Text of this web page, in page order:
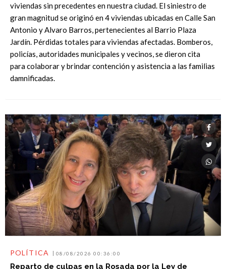
viviendas sin precedentes en nuestra ciudad. El siniestro de
gran magnitud se originó en 4 viviendas ubicadas en Calle San
Antonio y Alvaro Barros, pertenecientes al Barrio Plaza
Jardín. Pérdidas totales para viviendas afectadas. Bomberos,
policías, autoridades municipales y vecinos, se dieron cita
para colaborar y brindar contención y asistencia a las familias
damnificadas.
POLÍTICA 08/08/2026 00:36:00
Reparto de culpas en la Rosada por la Ley de